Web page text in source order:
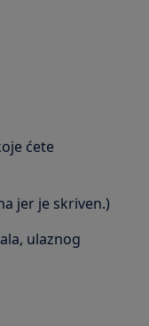
ćete
jer je skriven.)
ulaznog